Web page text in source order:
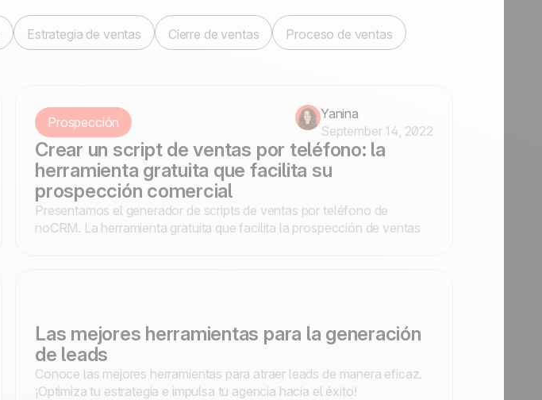
Estrategia de ventas Cierre de ventas Proceso de ventas
Prospección
Yanina
September 14, 2022
Crear un script de ventas por teléfono: la
herramienta gratuita que facilita su
prospección comercial
Presentamos el generador de scripts de ventas por teléfono de
noCRM. La herramienta gratuita que facilita la prospección de ventas
Las mejores herramientas para la generación
de leads
Conoce las mejores herramientas para atraer leads de manera eficaz.
¡Optimiza tu estrategia e impulsa tu agencia hacia el éxito!